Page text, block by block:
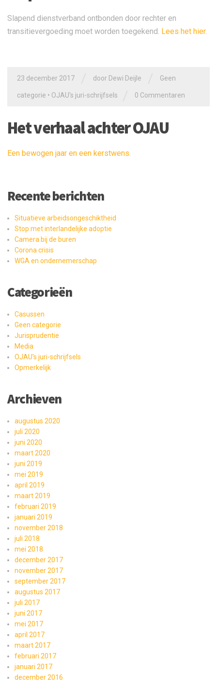
Slapend dienstverband ontbonden door rechter en
transitievergoeding moet worden toegekend. Lees het hier.
23 december 2017 door Dewi Deijle Geen
categorie • OJAU's juri-schrijfsels 0 Commentaren
Het verhaal achter OJAU
Een bewogen jaar en een kerstwens.
Recente berichten
Situatieve arbeidsongeschiktheid
Stop met interlandelijke adoptie
Camera bij de buren
Corona crisis
WGA en ondernemerschap
Categorieën
Casussen
Geen categorie
Jurisprudentie
Media
OJAU's juri-schrijfsels
Opmerkelijk
Archieven
augustus 2020
juli 2020
juni 2020
maart 2020
juni 2019
mei 2019
april 2019
maart 2019
februari 2019
januari 2019
november 2018
juli 2018
mei 2018
december 2017
november 2017
september 2017
augustus 2017
juli 2017
juni 2017
mei 2017
april 2017
maart 2017
februari 2017
januari 2017
december 2016